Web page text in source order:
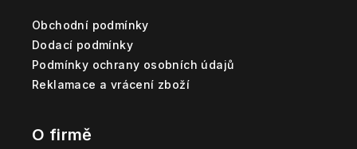
Obchodní podmínky
Dodací podmínky
Podmínky ochrany osobních údajů
Reklamace a vrácení zboží
O firmě